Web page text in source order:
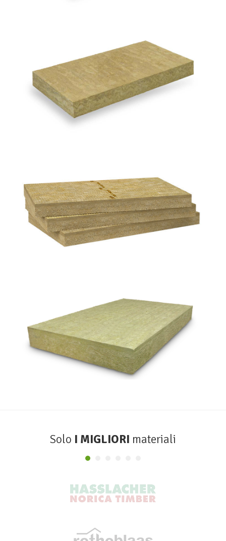
Acoustic 225 Plus
ROCKWOOL
Frontrock Max E
ROCKWOOL
Durock Energy
ROCKWOOL
Solo I MIGLIORI materiali